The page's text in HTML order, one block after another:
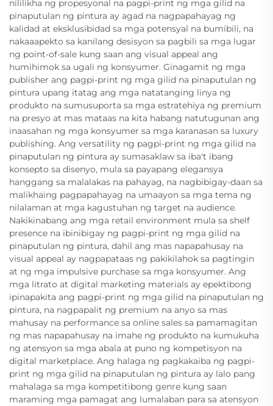
nililikha ng propesyonal na pagpi-print ng mga gilid na
pinaputulan ng pintura ay agad na nagpapahayag ng
kalidad at eksklusibidad sa mga potensyal na bumibili, na
nakaaapekto sa kanilang desisyon sa pagbili sa mga lugar
ng point-of-sale kung saan ang visual appeal ang
humihimok sa ugali ng konsyumer. Ginagamit ng mga
publisher ang pagpi-print ng mga gilid na pinaputulan ng
pintura upang itatag ang mga natatanging linya ng
produkto na sumusuporta sa mga estratehiya ng premium
na presyo at mas mataas na kita habang natutugunan ang
inaasahan ng mga konsyumer sa mga karanasan sa luxury
publishing. Ang versatility ng pagpi-print ng mga gilid na
pinaputulan ng pintura ay sumasaklaw sa iba't ibang
konsepto sa disenyo, mula sa payapang elegansya
hanggang sa malalakas na pahayag, na nagbibigay-daan sa
malikhaing pagpapahayag na umaayon sa mga tema ng
nilalaman at mga kagustuhan ng target na audience.
Nakikinabang ang mga retail environment mula sa shelf
presence na ibinibigay ng pagpi-print ng mga gilid na
pinaputulan ng pintura, dahil ang mas napapahusay na
visual appeal ay nagpapataas ng pakikilahok sa pagtingin
at ng mga impulsive purchase sa mga konsyumer. Ang
mga litrato at digital marketing materials ay epektibong
ipinapakita ang pagpi-print ng mga gilid na pinaputulan ng
pintura, na nagpapalit ng premium na anyo sa mas
mahusay na performance sa online sales sa pamamagitan
ng mas napapahusay na imahe ng produkto na kumukuha
ng atensyon sa mga abala at puno ng kompetisyon na
digital marketplace. Ang halaga ng pagkakaiba ng pagpi-
print ng mga gilid na pinaputulan ng pintura ay lalo pang
mahalaga sa mga kompetitibong genre kung saan
maraming mga pamagat ang lumalaban para sa atensyon